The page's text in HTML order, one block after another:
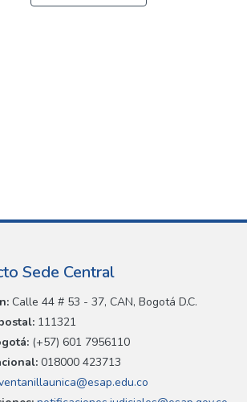
Sede Central
Calle 44 # 53 - 37, CAN, Bogotá D.C.
111321
(+57) 601 7956110
018000 423713